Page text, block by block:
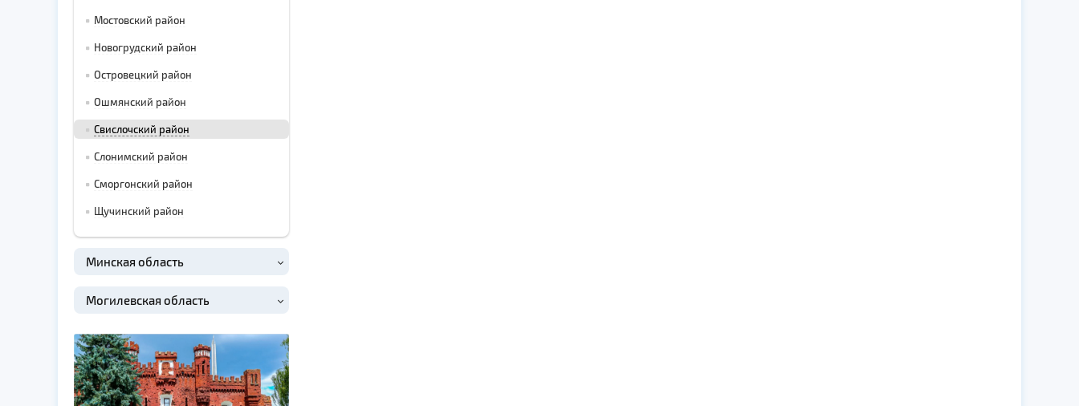
Мостовский район
Новогрудский район
Островецкий район
Ошмянский район
Свислочский район
Слонимский район
Сморгонский район
Щучинский район
Минская область
Могилевская область